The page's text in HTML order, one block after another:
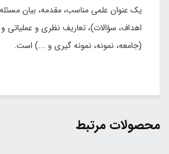
یک عنوان علمی مناسب، مقدمه، بیان
اهداف، سؤالات)، تعاریف نظری و
(جامعه، نمونه، نمونه گیری و ...) است.
محصولات مرتبط